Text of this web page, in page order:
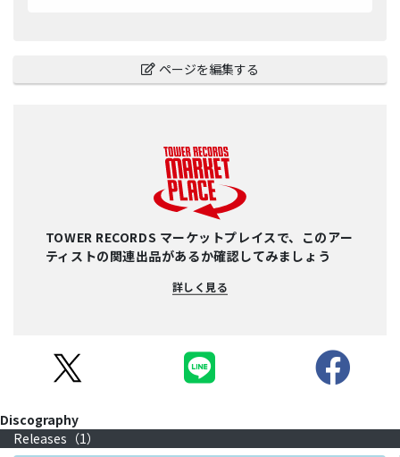
ページを編集する
TOWER RECORDS マーケットプレイスで、このアー
ティストの関連出品があるか確認してみましょう
詳しく見る
Discography
Releases（1）